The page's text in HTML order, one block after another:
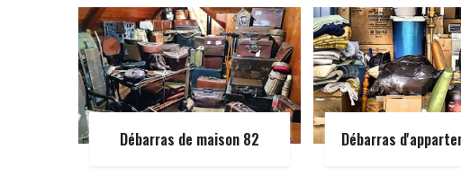
Débarras de maison 82 Débarras